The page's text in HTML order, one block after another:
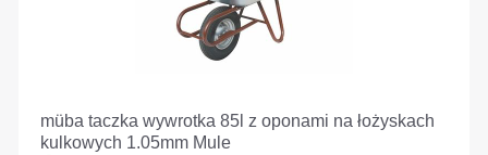
müba taczka wywrotka 85l z oponami na łożyskach
kulkowych 1.05mm Mule